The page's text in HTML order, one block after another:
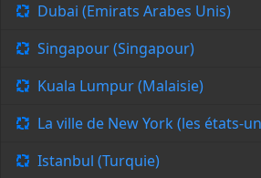
Dubai (Emirats Arabes Unis)
Singapour (Singapour)
Kuala Lumpur (Malaisie)
La ville de New York (les états-
Istanbul (Turquie)